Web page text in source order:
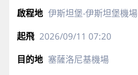
伊斯坦堡-伊斯坦堡機場
2026/09/11 07:20
塞薩洛尼基機場